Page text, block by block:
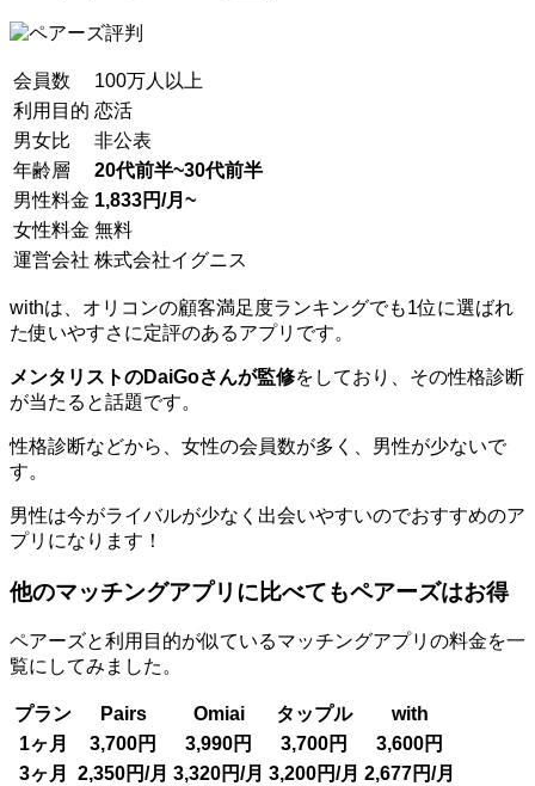
会員数
100万人以上
利用目的 恋活
男女比
非公表
年齢層
20代前半~30代前半
男性料金 1,833円/月~
女性料金 無料
運営会社 株式会社イグニス
withは、オリコンの顧客満足度ランキングでも1位に選ばれ
た使いやすさに定評のあるアプリです。
メンタリストのDaiGoさんが監修をしており、その性格診断
が当たると話題です。
性格診断などから、女性の会員数が多く、男性が少ないで
す。
男性は今がライバルが少なく出会いやすいのでおすすめのア
プリになります！
他のマッチングアプリに比べてもペアーズはお得
ペアーズと利用目的が似ているマッチングアプリの料金を一
覧にしてみました。
プラン Pairs Omiai タップル
with
1ヶ月
3,700円 3,990円 3,700円
3,600円
3ヶ月
2,350円/月 3,320円/月 3,200円/月 2,677円/月